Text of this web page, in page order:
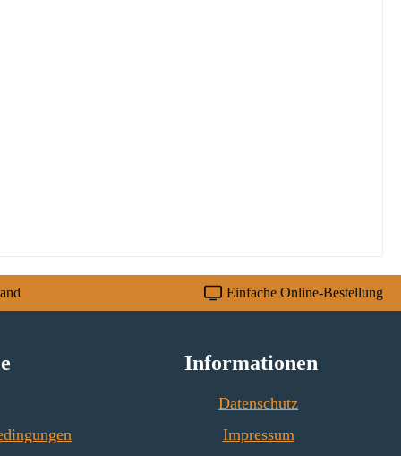
Einfache Online-Bestellung
Informationen
Datenschutz
Impressum